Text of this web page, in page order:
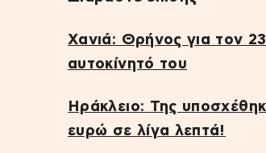
Χανιά: Θρήνος για τον
αυτοκίνητό του
Ηράκλειο: Της
ευρώ σε λίγα λεπτά!